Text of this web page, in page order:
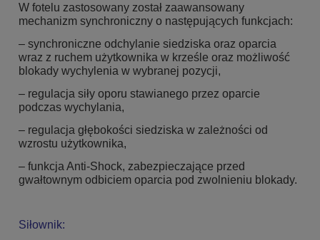
W fotelu zastosowany został zaawansowany
mechanizm synchroniczny o następujących funkcjach:
– synchroniczne odchylanie siedziska oraz oparcia
wraz z ruchem użytkownika w krześle oraz możliwość
blokady wychylenia w wybranej pozycji,
– regulacja siły oporu stawianego przez oparcie
podczas wychylania,
– regulacja głębokości siedziska w zależności od
wzrostu użytkownika,
– funkcja Anti-Shock, zabezpieczające przed
gwałtownym odbiciem oparcia pod zwolnieniu blokady.
Siłownik: